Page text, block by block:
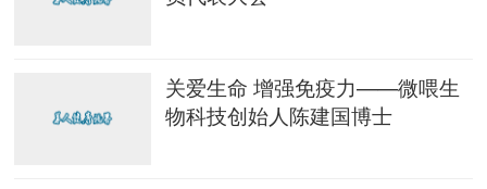
关爱生命 增强免疫力——微喂生
物科技创始人陈建国博士